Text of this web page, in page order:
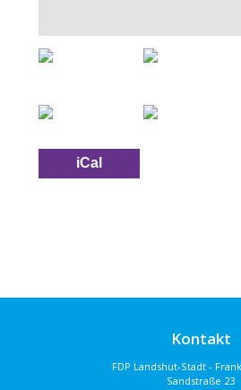
iCal
Kontakt
FDP Landshut-Stadt -
Sandstraße 23